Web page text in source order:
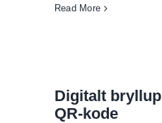
Read More
Digitalt
QR-kode